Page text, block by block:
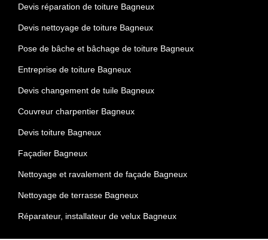
Devis réparation de toiture Bagneux
Devis nettoyage de toiture Bagneux
Pose de bâche et bâchage de toiture Bagneux
Entreprise de toiture Bagneux
Devis changement de tuile Bagneux
Couvreur charpentier Bagneux
Devis toiture Bagneux
Façadier Bagneux
Nettoyage et ravalement de façade Bagneux
Nettoyage de terrasse Bagneux
Réparateur, installateur de velux Bagneux